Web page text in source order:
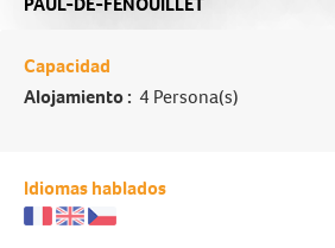
Capacidad
Alojamiento : 4 Persona(s)
Idiomas hablados